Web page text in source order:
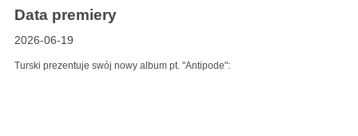
Data premiery
2026-06-19
Turski prezentuje swój nowy album pt. "Antipode":